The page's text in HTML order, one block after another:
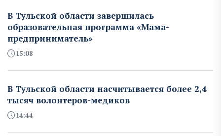
В Тульской области завершилась
образовательная программа «Мама-
предприниматель»
15:08
В Тульской области насчитывается более 2,4
тысяч волонтеров-медиков
14:44